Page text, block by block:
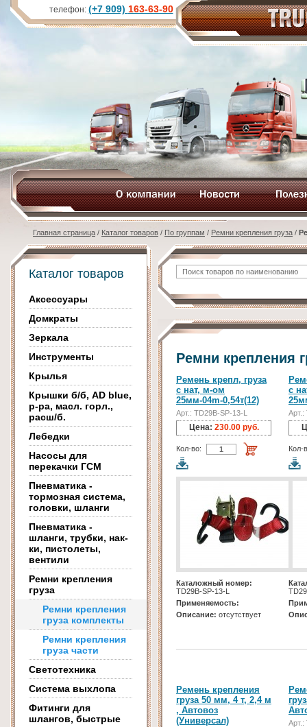
Главная страница / Каталог товаров / По группам / Ремни крепления груза /
Каталог товаров
Аксессуары
Домкраты
Зеркала
Инструменты
Крылья
Крышки б/б, AD blue,
р-ра, масл. горл.,
расш/б.
Лебедки
Насосы для
перекачки ГСМ
Пневматика -
тормозная система,
головки, шланги
Пневматика -
шланги, трубки, нак-
ки, пистолеты,
вентили
Ремни крепления
груза
Ремни крепления
груза комплекты
Ремни крепления
груза части
Светотехника
Система выхлопа
Фитинги для
шлангов, быстрые
Ремни крепления
Ремень крепл, груза
с нат, м-ом
25мм-04m-0,54т(12)
Арт.: TD29B-SP-13-L
Цена: 230.00 руб.
Кол-во:
Каталожный номер:
TD29B-SP-13-L
Применяемость:
Описание: отсутствует
с
Арт.:
Кол-
Ремень крепления
груза 50 мм, 4 т, 2,4 м
, Автовоз
(Универсал)
Арт.:
телефон: (+7 909) 163-63-90